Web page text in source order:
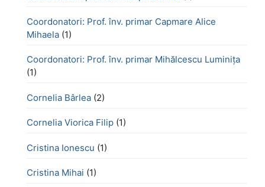
Coordonatori: Prof. înv. primar Capmare Alice
Mihaela (1)
Coordonatori: Prof. înv. primar Mihălcescu Luminița
(1)
Cornelia Bârlea (2)
Cornelia Viorica Filip (1)
Cristina Ionescu (1)
Cristina Mihai (1)